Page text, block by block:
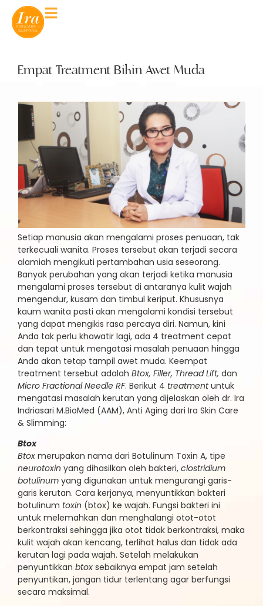
Empat Treatment Bikin Awet Muda
Setiap manusia akan mengalami proses penuaan, tak
terkecuali wanita. Proses tersebut akan terjadi secara
alamiah mengikuti pertambahan usia seseorang.
Banyak perubahan yang akan terjadi ketika manusia
mengalami proses tersebut di antaranya kulit wajah
mengendur, kusam dan timbul keriput. Khususnya
kaum wanita pasti akan mengalami kondisi tersebut
yang dapat mengikis rasa percaya diri. Namun, kini
Anda tak perlu khawatir lagi, ada 4 treatment cepat
dan tepat untuk mengatasi masalah penuaan hingga
Anda akan tetap tampil awet muda. Keempat
treatment tersebut adalah Btox, Filler, Thread Lift, dan
Micro Fractional Needle RF. Berikut 4 treatmentuntuk
mengatasi masalah kerutan yang dijelaskan oleh dr. Ira
Indriasari M.BioMed (AAM), Anti Aging dari Ira Skin Care
& Slimming:
Btox
Btox merupakan nama dari Botulinum Toxin A, tipe
neurotoxin yang dihasilkan oleh bakteri, clostridium
botulinum yang digunakan untuk mengurangi garis-
garis kerutan. Cara kerjanya, menyuntikkan bakteri
botulinum toxin (btox) ke wajah. Fungsi bakteri ini
untuk melemahkan dan menghalangi otot-otot
berkontraksi sehingga jika otot tidak berkontraksi, maka
kulit wajah akan kencang, terlihat halus dan tidak ada
kerutan lagi pada wajah. Setelah melakukan
penyuntikkan btox sebaiknya empat jam setelah
penyuntikan, jangan tidur terlentang agar berfungsi
secara maksimal.